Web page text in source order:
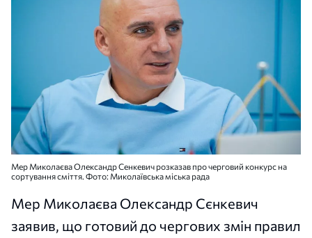
Мер Миколаєва Олександр Сенкевич розказав про черговий конкурс на
сортування сміття. Фото: Миколаївська міська рада
Мер Миколаєва Олександр Сєнкевич
заявив, що готовий до чергових змін правил